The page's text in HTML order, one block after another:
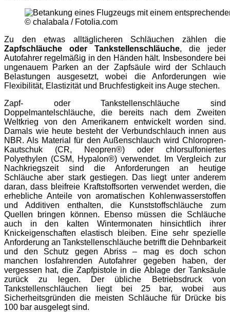
© chalabala / Fotolia.com
Zu den etwas alltäglicheren Schläuchen zählen die
Zapfschläuche oder Tankstellenschläuche, die jeder
Autofahrer regelmäßig in den Händen hält. Insbesondere bei
ungenauem Parken an der Zapfsäule wird der Schlauch
Belastungen ausgesetzt, wobei die Anforderungen wie
Flexibilität, Elastizität und Bruchfestigkeit ins Auge stechen.
Zapf- oder Tankstellenschläuche sind
Doppelmantelschläuche, die bereits nach dem Zweiten
Weltkrieg von den Amerikanern entwickelt worden sind.
Damals wie heute besteht der Verbundschlauch innen aus
NBR. Als Material für den Außenschlauch wird Chloropren-
Kautschuk (CR, Neopren®) oder chlorsulfoniertes
Polyethylen (CSM, Hypalon®) verwendet. Im Vergleich zur
Nachkriegszeit sind die Anforderungen an heutige
Schläuche aber stark gestiegen. Das liegt unter anderem
daran, dass bleifreie Kraftstoffsorten verwendet werden, die
erhebliche Anteile von aromatischen Kohlenwasserstoffen
und Additiven enthalten, die Kunststoffschläuche zum
Quellen bringen können. Ebenso müssen die Schläuche
auch in den kalten Wintermonaten hinsichtlich ihrer
Knickeigenschaften elastisch bleiben. Eine sehr spezielle
Anforderung an Tankstellenschläuche betrifft die Dehnbarkeit
und den Schutz gegen Abriss – mag es doch schon
manchen losfahrenden Autofahrer gegeben haben, der
vergessen hat, die Zapfpistole in die Ablage der Tanksäule
zurück zu legen. Der übliche Betriebsdruck von
Tankstellenschläuchen liegt bei 25 bar, wobei aus
Sicherheitsgründen die meisten Schläuche für Drücke bis
100 bar ausgelegt sind.